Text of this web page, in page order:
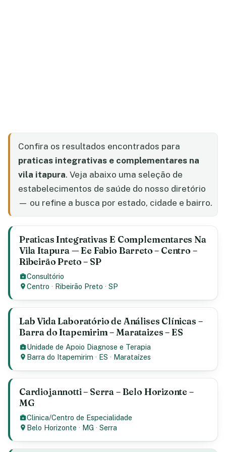
Confira os resultados encontrados para
praticas integrativas e complementares na
vila itapura. Veja abaixo uma seleção de
estabelecimentos de saúde do nosso diretório
— ou refine a busca por estado, cidade e bairro.
Praticas Integrativas E Complementares Na
Vila Itapura — Ee Fabio Barreto – Centro –
Ribeirão Preto – SP
Consultório
Centro · Ribeirão Preto ·SP
Lab Vida Laboratório de Análises Clínicas –
Barra do Itapemirim – Marataizes – ES
Unidade de Apoio Diagnose e Terapia
Barra do Itapemirim · ES · Marataízes
Cardiojannotti – Serra – Belo Horizonte –
MG
Clinica/Centro de Especialidade
Belo Horizonte · MG ·Serra